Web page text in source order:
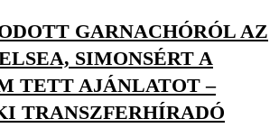
GARNACHÓRÓL AZ
SIMONSÉRT A
TETT AJÁNLATOT –
TRANSZFERHÍRADÓ